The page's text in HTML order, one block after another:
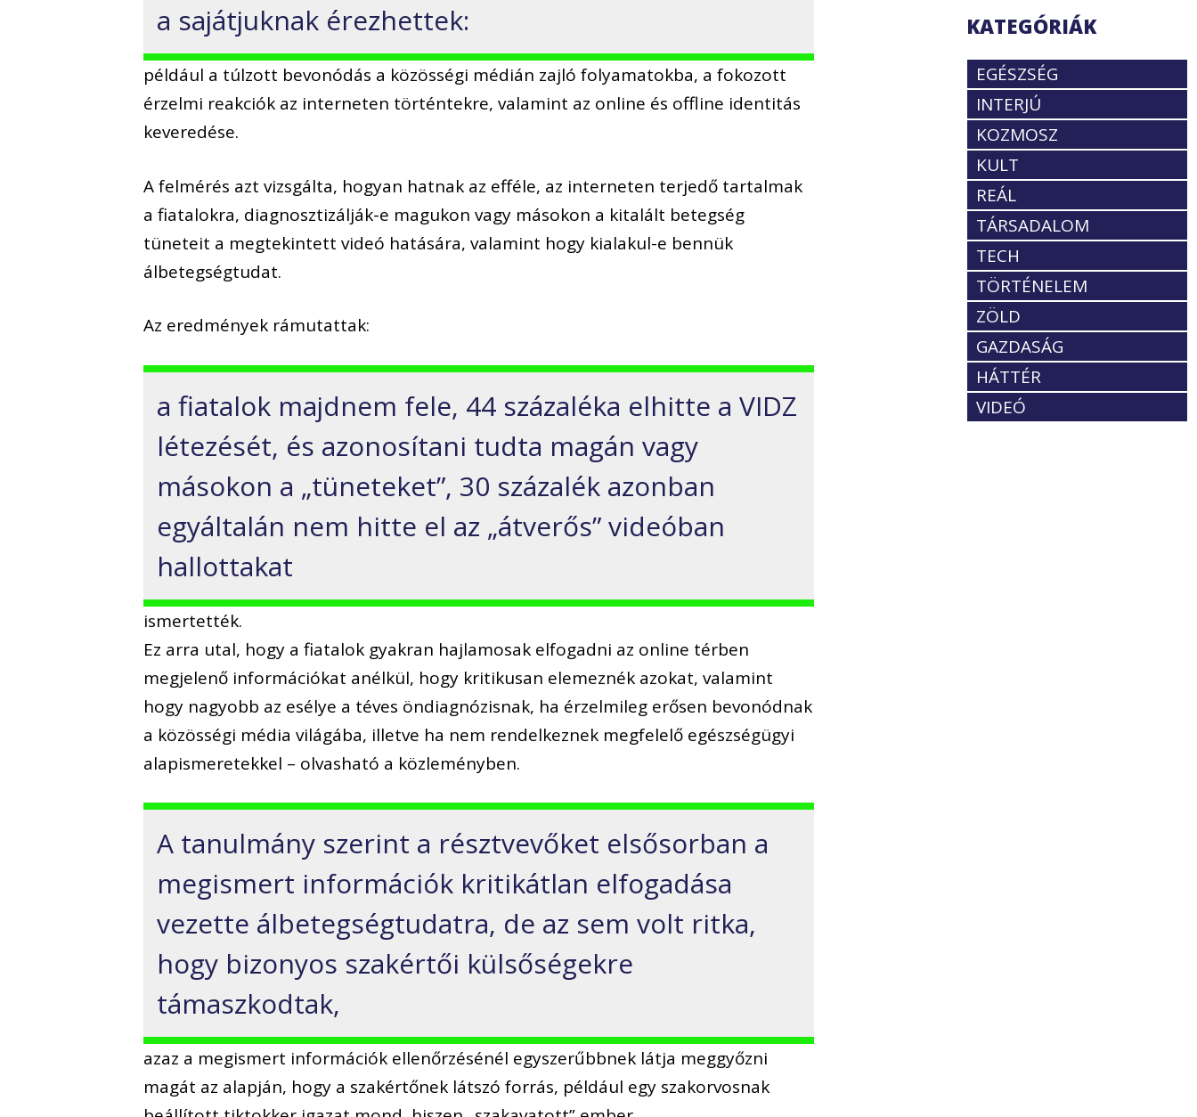
a sajátjuknak érezhettek:
például a túlzott bevonódás a közösségi médián zajló folyamatokba, a fokozott
érzelmi reakciók az interneten történtekre, valamint az online és offline identitás
keveredése.
A felmérés azt vizsgálta, hogyan hatnak az efféle, az interneten terjedő tartalmak
a fiatalokra, diagnosztizálják-e magukon vagy másokon a kitalált betegség
tüneteit a megtekintett videó hatására, valamint hogy kialakul-e bennük
álbetegségtudat.
Az eredmények rámutattak:
a fiatalok majdnem fele, 44 százaléka elhitte a VIDZ
létezését, és azonosítani tudta magán vagy
másokon a „tüneteket”, 30 százalék azonban
egyáltalán nem hitte el az „átverős” videóban
hallottakat
ismertették.
Ez arra utal, hogy a fiatalok gyakran hajlamosak elfogadni az online térben
megjelenő információkat anélkül, hogy kritikusan elemeznék azokat, valamint
hogy nagyobb az esélye a téves öndiagnózisnak, ha érzelmileg erősen bevonódnak
a közösségi média világába, illetve ha nem rendelkeznek megfelelő egészségügyi
alapismeretekkel – olvasható a közleményben.
A tanulmány szerint a résztvevőket elsősorban a
megismert információk kritikátlan elfogadása
vezette álbetegségtudatra, de az sem volt ritka,
hogy bizonyos szakértői külsőségekre
támaszkodtak,
azaz a megismert információk ellenőrzésénél egyszerűbbnek látja meggyőzni
magát az alapján, hogy a szakértőnek látszó forrás, például egy szakorvosnak
KATEGÓRIÁK
EGÉSZSÉG
INTERJÚ
KOZMOSZ
KULT
REÁL
TÁRSADALOM
TECH
TÖRTÉNELEM
ZÖLD
GAZDASÁG
HÁTTÉR
VIDEÓ